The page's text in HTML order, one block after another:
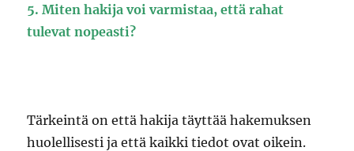
5. Miten hakija voi varmistaa, että rahat
tulevat nopeasti?
Tärkeintä on että hakija täyttää hakemuksen
huolellisesti ja että kaikki tiedot ovat oikein.